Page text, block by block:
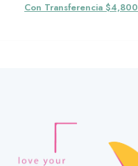
Con Transferencia $4,800